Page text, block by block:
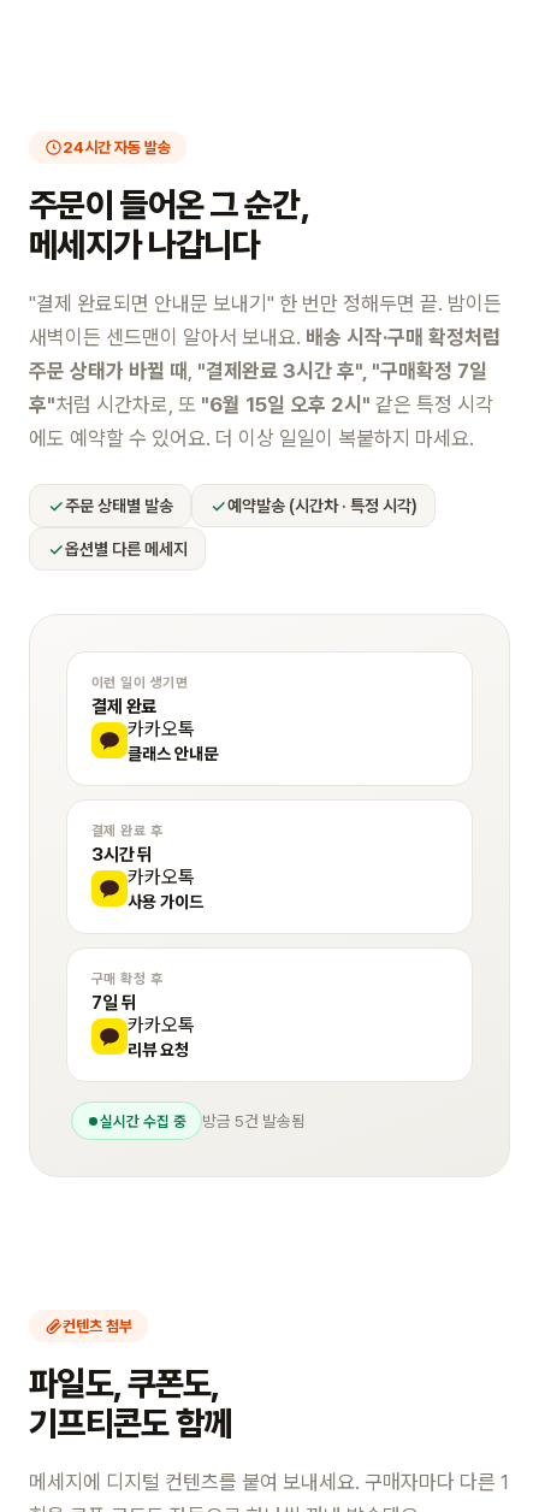
24시간 자동 발송
주문이 들어온 그 순간,
메세지가 나갑니다
"결제 완료되면 안내문 보내기" 한 번만 정해두면 끝. 밤이든
새벽이든 센드맨이 알아서 보내요. 배송 시작·구매 확정처럼
주문 상태가 바뀔 때 , "결제완료 3시간 후", "구매확정 7일
후"처럼 시간차로, 또 "6월 15일 오후 2시" 같은 특정 시각
에도 예약할 수 있어요. 더 이상 일일이 복붙하지 마세요.
주문 상태별 발송 예약발송 (시간차 · 특정 시각)
옵션별 다른 메세지
이런 일이 생기면
결제 완료
카카오톡
클래스 안내문
결제 완료 후
3시간 뒤
카카오톡
사용 가이드
구매 확정 후
7일 뒤
카카오톡
리뷰 요청
실시간 수집 중 방금 5건 발송됨
컨텐츠 첨부
파일도, 쿠폰도,
기프티콘도 함께
메세지에 디지털 컨텐츠를 붙여 보내세요. 구매자마다 다른 1